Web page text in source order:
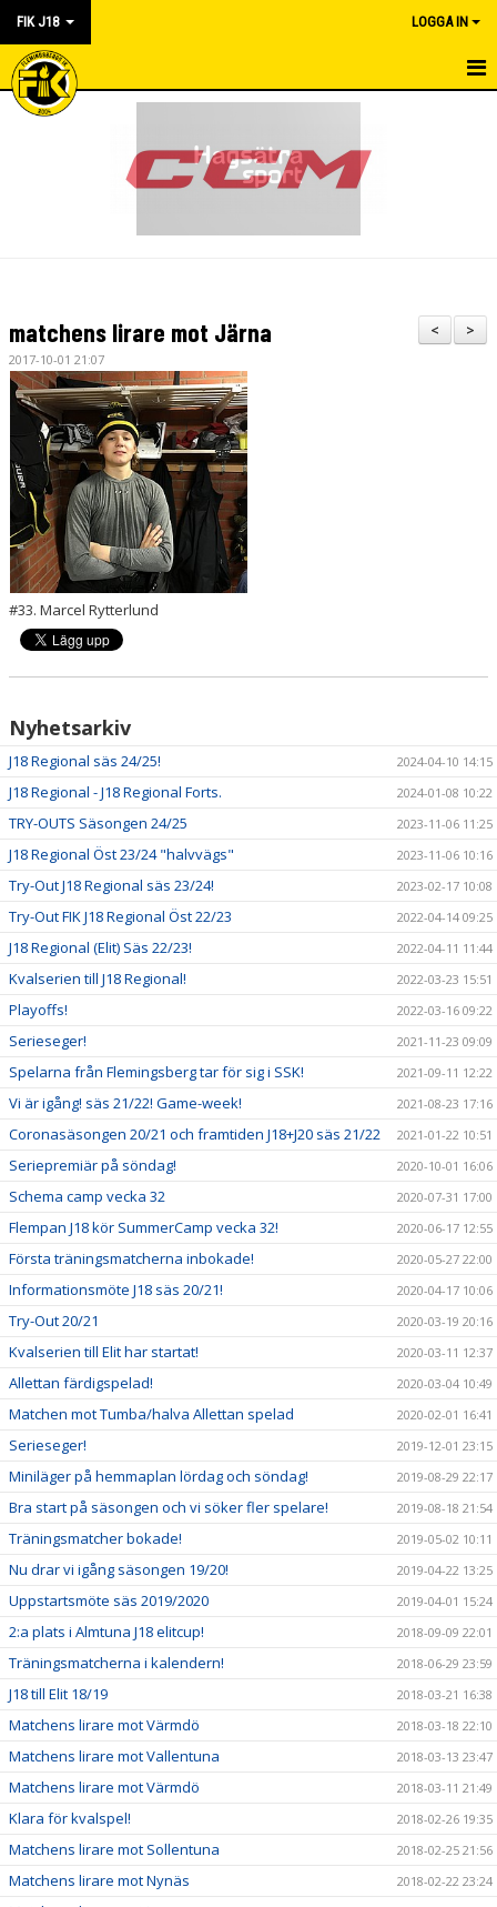
FIK J18 LOGGA IN
HEM
MATCHER
SEKRETERIAT
DOKUMENT
BILDGALLERI
>
<
matchens lirare mot Järna
2017-10-01 21:07
#33. Marcel Rytterlund
Nyhetsarkiv
J18 Regional säs 24/25! 2024-04-10 14:15
J18 Regional - J18 Regional Forts. 2024-01-08 10:22
TRY-OUTS Säsongen 24/25 2023-11-06 11:25
J18 Regional Öst 23/24 "halvvägs" 2023-11-06 10:16
Try-Out J18 Regional säs 23/24! 2023-02-17 10:08
Try-Out FIK J18 Regional Öst 22/23 2022-04-14 09:25
J18 Regional (Elit) Säs 22/23! 2022-04-11 11:44
Kvalserien till J18 Regional! 2022-03-23 15:51
Playoffs! 2022-03-16 09:22
Serieseger! 2021-11-23 09:09
Spelarna från Flemingsberg tar för sig i SSK! 2021-09-11 12:22
Vi är igång! säs 21/22! Game-week! 2021-08-23 17:16
Coronasäsongen 20/21 och framtiden J18+J20 säs 21/22 2021-01-22 10:51
Seriepremiär på söndag! 2020-10-01 16:06
Schema camp vecka 32 2020-07-31 17:00
Flempan J18 kör SummerCamp vecka 32! 2020-06-17 12:55
Första träningsmatcherna inbokade! 2020-05-27 22:00
Informationsmöte J18 säs 20/21! 2020-04-17 10:06
Try-Out 20/21 2020-03-19 20:16
Kvalserien till Elit har startat! 2020-03-11 12:37
Allettan färdigspelad! 2020-03-04 10:49
Matchen mot Tumba/halva Allettan spelad 2020-02-01 16:41
Serieseger! 2019-12-01 23:15
Miniläger på hemmaplan lördag och söndag! 2019-08-29 22:17
Bra start på säsongen och vi söker fler spelare! 2019-08-18 21:54
Träningsmatcher bokade! 2019-05-02 10:11
Nu drar vi igång säsongen 19/20! 2019-04-22 13:25
Uppstartsmöte säs 2019/2020 2019-04-01 15:24
2:a plats i Almtuna J18 elitcup! 2018-09-09 22:01
Träningsmatcherna i kalendern! 2018-06-29 23:59
J18 till Elit 18/19 2018-03-21 16:38
Matchens lirare mot Värmdö 2018-03-18 22:10
Matchens lirare mot Vallentuna 2018-03-13 23:47
Matchens lirare mot Värmdö 2018-03-11 21:49
Klara för kvalspel! 2018-02-26 19:35
Matchens lirare mot Sollentuna 2018-02-25 21:56
Matchens lirare mot Nynäs 2018-02-22 23:24